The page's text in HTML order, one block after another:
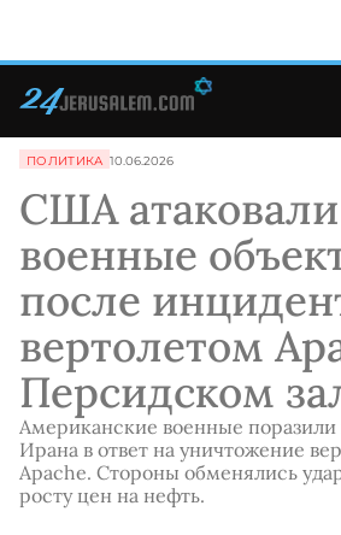
ПОЛИТИКА 10.06.2026
США атаковали
военные
после
вертолетом
Персидском
Американские военные
Ирана в ответ на уничтожение
Apache. Стороны обменялись
росту цен на нефть.